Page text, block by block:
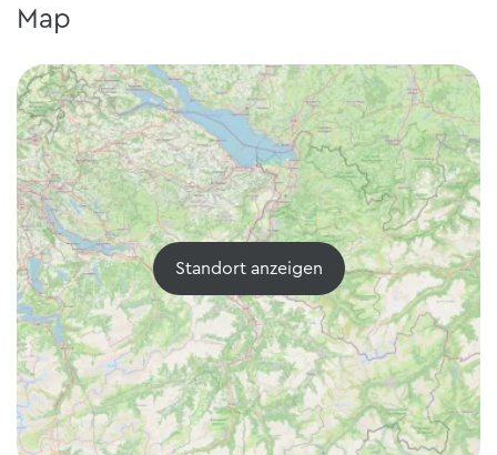
Map
Standort anzeigen